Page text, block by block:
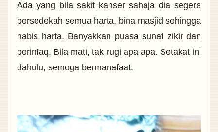
Ada yang bila sakit kanser sahaja dia segera
bersedekah semua harta, bina masjid sehingga
habis harta. Banyakkan puasa sunat zikir dan
berinfaq. Bila mati, tak rugi apa apa. Setakat ini
dahulu, semoga bermanafaat.